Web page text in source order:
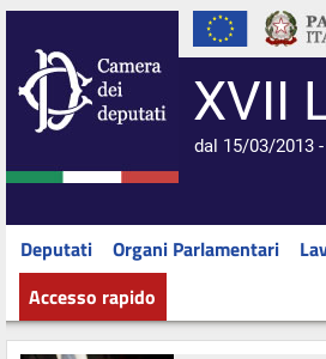
XVII
dal 15/03/2013
Deputati Organi Parlamentari
Accesso rapido